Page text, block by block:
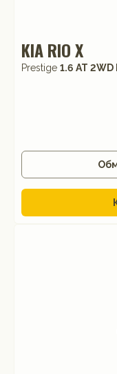
KIA RIO X
Prestige 1.6 АТ 2WD